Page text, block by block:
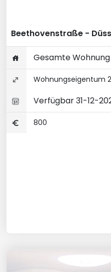
Beethovenstraße -
Gesamte Wohnung
Wohnungseigentum
Verfügbar 31-12-
800